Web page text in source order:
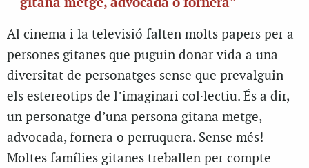
gitana metge, advocada o fornera”
Al cinema i la televisió falten molts papers per a
persones gitanes que puguin donar vida a una
diversitat de personatges sense que prevalguin
els estereotips de l’imaginari col·lectiu. És a dir,
un personatge d’una persona gitana metge,
advocada, fornera o perruquera. Sense més!
Moltes famílies gitanes treballen per compte